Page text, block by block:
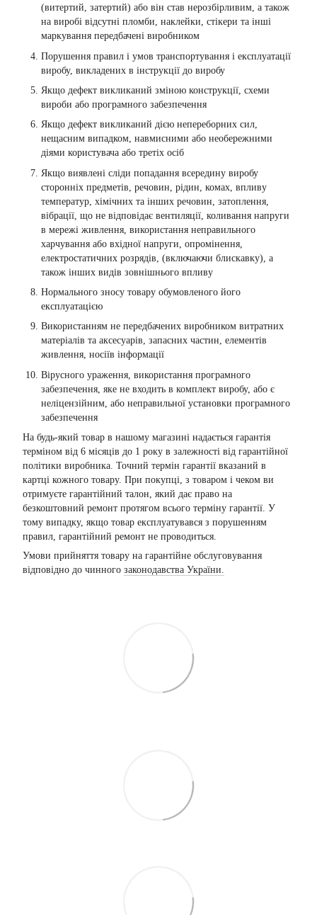
(витертий, затертий) або він став нерозбірливим, а також
на виробі відсутні пломби, наклейки, стікери та інші
маркування передбачені виробником
Порушення правил і умов транспортування і експлуатації
виробу, викладених в інструкції до виробу
Якщо дефект викликаний зміною конструкції, схеми
вироби або програмного забезпечення
Якщо дефект викликаний дією непереборних сил,
нещасним випадком, навмисними або необережними
діями користувача або третіх осіб
Якщо виявлені сліди попадання всередину виробу
сторонніх предметів, речовин, рідин, комах, впливу
температур, хімічних та інших речовин, затоплення,
вібрації, що не відповідає вентиляції, коливання напруги
в мережі живлення, використання неправильного
харчування або вхідної напруги, опромінення,
електростатичних розрядів, (включаючи блискавку), а
також інших видів зовнішнього впливу
Нормального зносу товару обумовленого його
експлуатацією
Використанням не передбачених виробником витратних
матеріалів та аксесуарів, запасних частин, елементів
живлення, носіїв інформації
Вірусного ураження, використання програмного
забезпечення, яке не входить в комплект виробу, або є
неліцензійним, або неправильної установки програмного
забезпечення
На будь-який товар в нашому магазині надається гарантія
терміном від 6 місяців до 1 року в залежності від гарантійної
політики виробника. Точний термін гарантії вказаний в
картці кожного товару. При покупці, з товаром і чеком ви
отримуєте гарантійний талон, який дає право на
безкоштовний ремонт протягом всього терміну гарантії. У
тому випадку, якщо товар експлуатувався з порушенням
правил, гарантійний ремонт не проводиться.
Умови прийняття товару на гарантійне обслуговування
відповідно до чинного законодавства України.